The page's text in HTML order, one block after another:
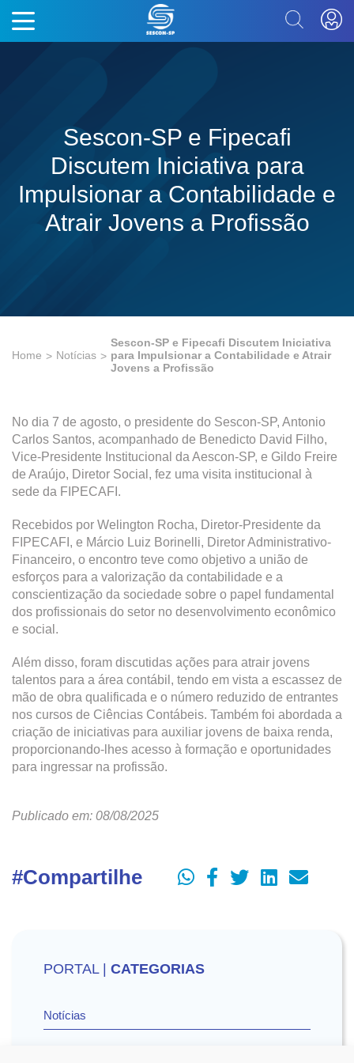
Sescon-SP e Fipecafi
Discutem Iniciativa para
Impulsionar a Contabilidade e
Atrair Jovens a Profissão
Home Notícias
Sescon-SP e Fipecafi Discutem Iniciativa
para Impulsionar a Contabilidade e Atrair
Jovens a Profissão
No dia 7 de agosto, o presidente do Sescon-SP, Antonio
Carlos Santos, acompanhado de Benedicto David Filho,
Vice-Presidente Institucional da Aescon-SP, e Gildo Freire
de Araújo, Diretor Social, fez uma visita institucional à
sede da FIPECAFI.
Recebidos por Welington Rocha, Diretor-Presidente da
FIPECAFI, e Márcio Luiz Borinelli, Diretor Administrativo-
Financeiro, o encontro teve como objetivo a união de
esforços para a valorização da contabilidade e a
conscientização da sociedade sobre o papel fundamental
dos profissionais do setor no desenvolvimento econômico
e social.
Além disso, foram discutidas ações para atrair jovens
talentos para a área contábil, tendo em vista a escassez de
mão de obra qualificada e o número reduzido de entrantes
nos cursos de Ciências Contábeis. Também foi abordada a
criação de iniciativas para auxiliar jovens de baixa renda,
proporcionando-lhes acesso à formação e oportunidades
para ingressar na profissão.
Publicado em: 08/08/2025
#Compartilhe
PORTAL | CATEGORIAS
Notícias